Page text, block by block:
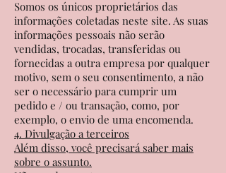
Somos os únicos proprietários das
informações coletadas neste site. As suas
informações pessoais não serão
vendidas, trocadas, transferidas ou
fornecidas a outra empresa por qualquer
motivo, sem o seu consentimento, a não
ser o necessário para cumprir um
pedido e / ou transação, como, por
exemplo, o envio de uma encomenda.
4. Divulgação a terceiros
Além disso, você precisará saber mais
sobre o assunto.